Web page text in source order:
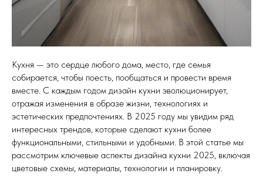
Кухня — это сердце любого дома, место, где семья
собирается, чтобы поесть, пообщаться и провести время
вместе. С каждым годом дизайн кухни эволюционирует,
отражая изменения в образе жизни, технологиях и
эстетических предпочтениях. В 2025 году мы увидим ряд
интересных трендов, которые сделают кухни более
функциональными, стильными и удобными. В этой статье мы
рассмотрим ключевые аспекты дизайна кухни 2025, включая
цветовые схемы, материалы, технологии и планировку.